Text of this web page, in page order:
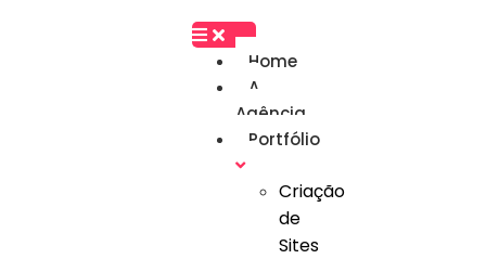
Home
A
Agência
Portfólio
Criação
de
Sites